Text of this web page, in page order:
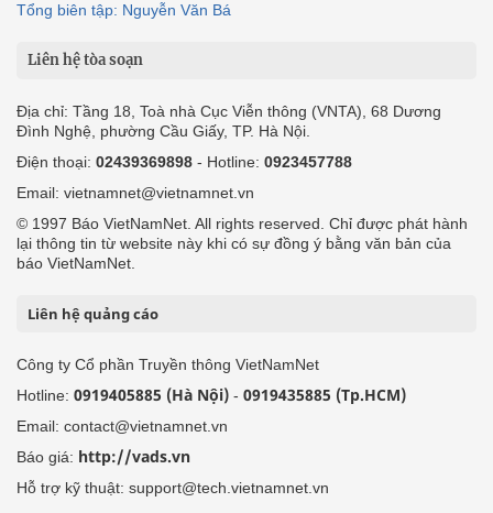
Tổng biên tập: Nguyễn Văn Bá
Liên hệ tòa soạn
Địa chỉ: Tầng 18, Toà nhà Cục Viễn thông (VNTA), 68 Dương
Đình Nghệ, phường Cầu Giấy, TP. Hà Nội.
Điện thoại: 02439369898 - Hotline: 0923457788
Email: vietnamnet@vietnamnet.vn
© 1997 Báo VietNamNet. All rights reserved. Chỉ được phát hành
lại thông tin từ website này khi có sự đồng ý bằng văn bản của
báo VietNamNet.
Liên hệ quảng cáo
Công ty Cổ phần Truyền thông VietNamNet
Hotline: 0919405885 (Hà Nội) - 0919435885 (Tp.HCM)
Email: contact@vietnamnet.vn
Báo giá: http://vads.vn
Hỗ trợ kỹ thuật: support@tech.vietnamnet.vn